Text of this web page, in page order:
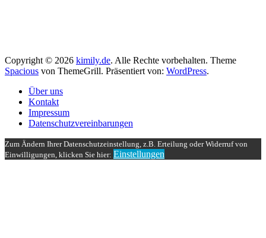
Copyright © 2026 kimily.de. Alle Rechte vorbehalten. Theme
Spacious von ThemeGrill. Präsentiert von: WordPress.
Über uns
Kontakt
Impressum
Datenschutzvereinbarungen
Zum Ändern Ihrer Datenschutzeinstellung, z.B. Erteilung oder Widerruf von
Einwilligungen, klicken Sie hier: Einstellungen